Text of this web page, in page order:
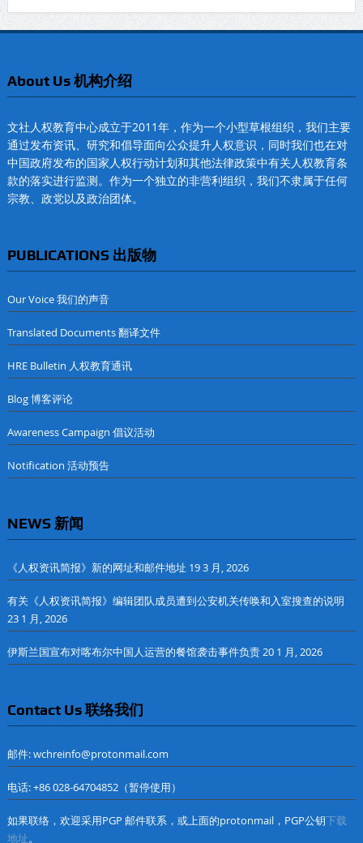
About Us 机构介绍
文社人权教育中心成立于2011年，作为一个小型草根组织，我们主要
通过发布资讯、研究和倡导面向公众提升人权意识，同时我们也在对
中国政府发布的国家人权行动计划和其他法律政策中有关人权教育条
款的落实进行监测。作为一个独立的非营利组织，我们不隶属于任何
宗教、政党以及政治团体。
PUBLICATIONS 出版物
Our Voice 我们的声音
Translated Documents 翻译文件
HRE Bulletin 人权教育通讯
Blog 博客评论
Awareness Campaign 倡议活动
Notification 活动预告
NEWS 新闻
《人权资讯简报》新的网址和邮件地址 19 3 月, 2026
有关《人权资讯简报》编辑团队成员遭到公安机关传唤和入室搜查的说明
23 1 月, 2026
伊斯兰国宣布对喀布尔中国人运营的餐馆袭击事件负责20 1 月, 2026
Contact Us 联络我们
邮件: wchreinfo@protonmail.com
电话: +86 028-64704852（暂停使用）
如果联络，欢迎采用PGP 邮件联系，或上面的protonmail，PGP公钥下载
地址。